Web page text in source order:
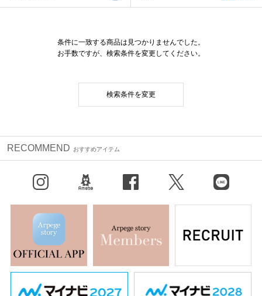
条件に一致する商品は見つかりませんでした。
お手数ですが、検索条件を変更してください。
検索条件を変更
RECOMMEND おすすめアイテム
X（旧Twitter） LINE